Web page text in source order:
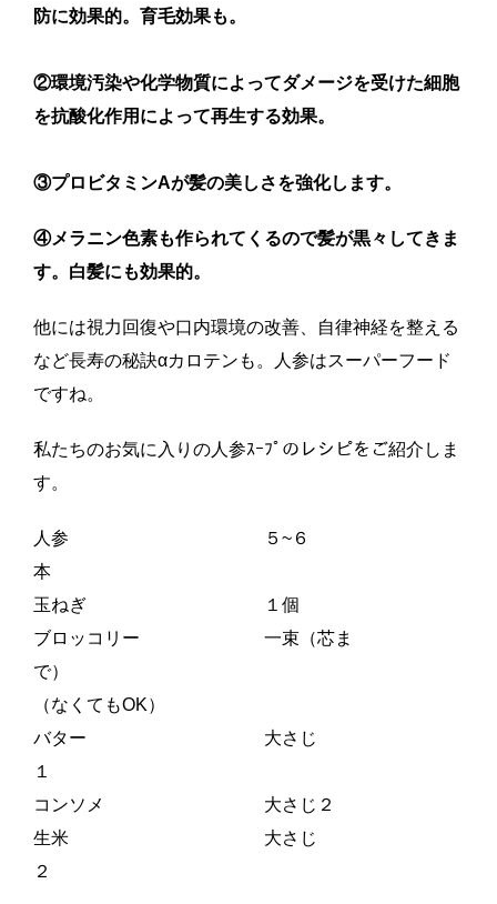
防に効果的。育毛効果も。
②環境汚染や化学物質によってダメージを受けた細胞
を抗酸化作用によって再生する効果。
③プロビタミンAが髪の美しさを強化します。
④メラニン色素も作られてくるので髪が黒々してきま
す。白髪にも効果的。
他には視力回復や口内環境の改善、自律神経を整える
など長寿の秘訣αカロテンも。人参はスーパーフード
ですね。
私たちのお気に入りの人参ｽｰﾌﾟのレシピをご紹介しま
す。
人参 ５~６
本
玉ねぎ １個
ブロッコリー 一束（芯ま
で）
（なくてもOK）
バター 大さじ
１
コンソメ 大さじ２
生米 大さじ
２